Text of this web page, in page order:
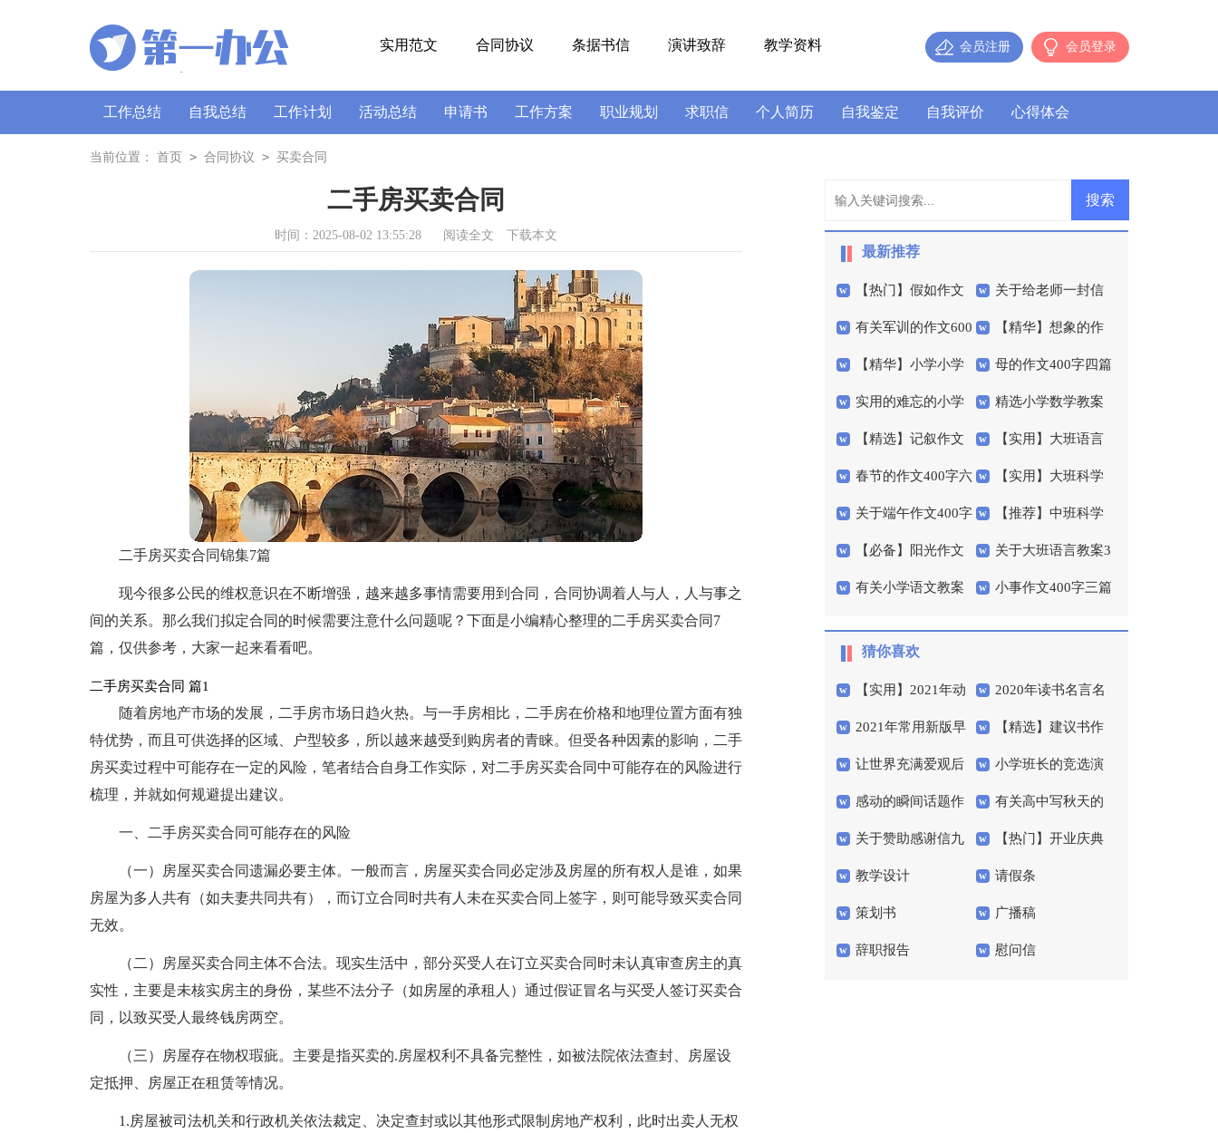
实用范文 合同协议 条据书信 演讲致辞 教学资料 会员登录
会员注册
工作总结 自我总结 工作计划 活动总结 申请书 工作方案 职业规划 求职信 个人简历 自我鉴定 自我评价 心得体会
策划书 讲话稿 广播稿 通讯稿
当前位置： 首页 > 合同协议 > 买卖合同
二手房买卖合同
时间：2025-08-02 13:55:28 阅读全文 下载本文
二手房买卖合同锦集7篇
现今很多公民的维权意识在不断增强，越来越多事情需要用到合同，合同协调着人与人，人与事之
间的关系。那么我们拟定合同的时候需要注意什么问题呢？下面是小编精心整理的二手房买卖合同7
篇，仅供参考，大家一起来看看吧。
二手房买卖合同 篇1
随着房地产市场的发展，二手房市场日趋火热。与一手房相比，二手房在价格和地理位置方面有独
特优势，而且可供选择的区域、户型较多，所以越来越受到购房者的青睐。但受各种因素的影响，二手
房买卖过程中可能存在一定的风险，笔者结合自身工作实际，对二手房买卖合同中可能存在的风险进行
梳理，并就如何规避提出建议。
一、二手房买卖合同可能存在的风险
（一）房屋买卖合同遗漏必要主体。一般而言，房屋买卖合同必定涉及房屋的所有权人是谁，如果
房屋为多人共有（如夫妻共同共有），而订立合同时共有人未在买卖合同上签字，则可能导致买卖合同
无效。
（二）房屋买卖合同主体不合法。现实生活中，部分买受人在订立买卖合同时未认真审查房主的真
实性，主要是未核实房主的身份，某些不法分子（如房屋的承租人）通过假证冒名与买受人签订买卖合
同，以致买受人最终钱房两空。
（三）房屋存在物权瑕疵。主要是指买卖的.房屋权利不具备完整性，如被法院依法查封、房屋设
定抵押、房屋正在租赁等情况。
1.房屋被司法机关和行政机关依法裁定、决定查封或以其他形式限制房地产权利，此时出卖人无权
最新推荐
【热门】假如作文
600字4篇
关于给老师一封信
作文300字三篇
有关军训的作文600
字七篇
【精华】想象的作
文400字汇总五篇
【精华】小学小学
生优秀作文300字集合
六篇
母的作文400字四篇
实用的难忘的小学
作文300字4篇
精选小学数学教案
模板锦集六篇
【精选】记叙作文
400字3篇
【实用】大班语言
教案汇编八篇
春节的作文400字六
篇
【实用】大班科学
教案模板8篇
关于端午作文400字
5篇
【推荐】中班科学
教案范文5篇
【必备】阳光作文
600字3篇
关于大班语言教案3
篇
有关小学语文教案 小事作文400字三篇
猜你喜欢
【实用】2021年动
人的早安心语QQ24条
2020年读书名言名
句汇总89条
2021年常用新版早
安心语语录46条
【精选】建议书作
文4篇
让世界充满爱观后
感
小学班长的竞选演
讲稿
感动的瞬间话题作
文
有关高中写秋天的
作文锦集五篇
关于赞助感谢信九
篇
【热门】开业庆典
答谢词4篇
教学设计 请假条
策划书 广播稿
辞职报告 慰问信